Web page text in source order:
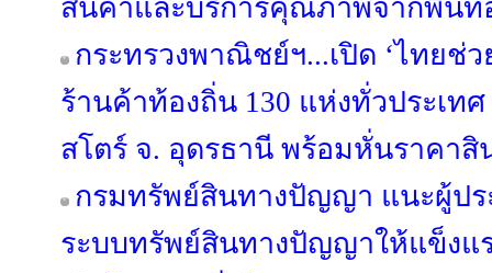
สินค้าและบริการคุณภาพจากพื้นที่
กระทรวงพาณิชย์ฯ...เปิด ‘ไทยช่ว
ร้านค้าท้องถิ่น 130 แห่งทั่วประเทศ
สโตร์ จ. อุดรธานี พร้อมหั่นราคาสิ
กรมทรัพย์สินทางปัญญา แนะผู้ปร
ระบบทรัพย์สินทางปัญญาให้แข็งแ